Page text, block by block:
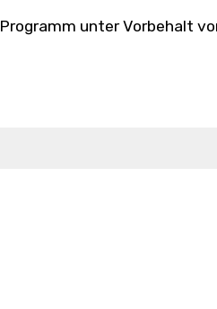
Programm unter Vorbehalt